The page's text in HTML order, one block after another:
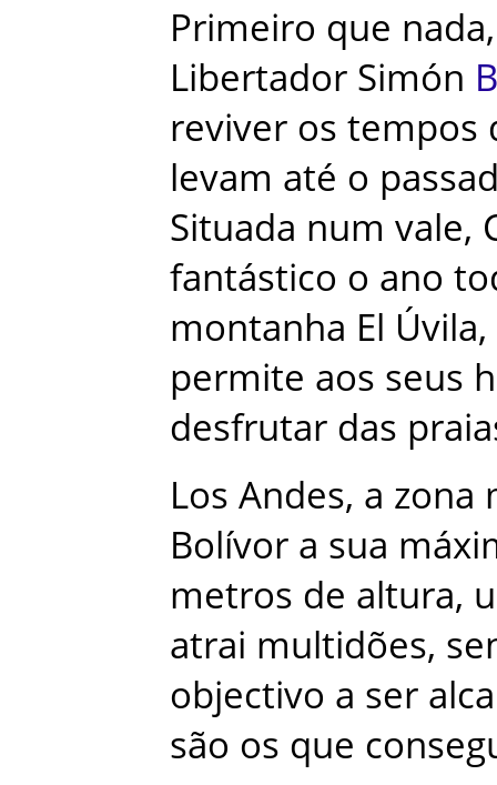
Primeiro que nada,
Libertador Simón
reviver os tempos
levam até o
Situada num vale,
fantástico o ano
montanha El Úvila,
permite aos seus
desfrutar das
Los Andes, a zona
Bolívor a sua
metros de altura,
atrai multidões,
objectivo a ser
são os que